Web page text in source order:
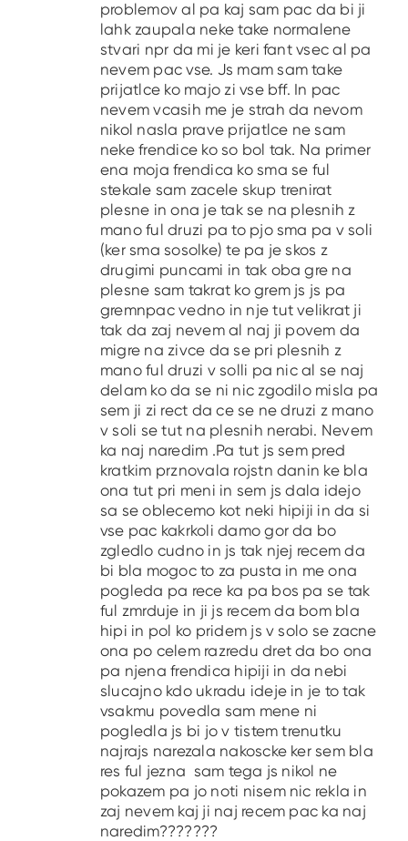
problemov al pa kaj sam pac da bi ji
lahk zaupala neke take normalene
stvari npr da mi je keri fant vsec al pa
nevem pac vse. Js mam sam take
prijatlce ko majo zi vse bff. In pac
nevem vcasih me je strah da nevom
nikol nasla prave prijatlce ne sam
neke frendice ko so bol tak. Na primer
ena moja frendica ko sma se ful
stekale sam zacele skup trenirat
plesne in ona je tak se na plesnih z
mano ful druzi pa to pjo sma pa v soli
(ker sma sosolke) te pa je skos z
drugimi puncami in tak oba gre na
plesne sam takrat ko grem js js pa
gremnpac vedno in nje tut velikrat ji
tak da zaj nevem al naj ji povem da
migre na zivce da se pri plesnih z
mano ful druzi v solli pa nic al se naj
delam ko da se ni nic zgodilo misla pa
sem ji zi rect da ce se ne druzi z mano
v soli se tut na plesnih nerabi. Nevem
ka naj naredim .Pa tut js sem pred
kratkim prznovala rojstn danin ke bla
ona tut pri meni in sem js dala idejo
sa se oblecemo kot neki hipiji in da si
vse pac kakrkoli damo gor da bo
zgledlo cudno in js tak njej recem da
bi bla mogoc to za pusta in me ona
pogleda pa rece ka pa bos pa se tak
ful zmrduje in ji js recem da bom bla
hipi in pol ko pridem js v solo se zacne
ona po celem razredu dret da bo ona
pa njena frendica hipiji in da nebi
slucajno kdo ukradu ideje in je to tak
vsakmu povedla sam mene ni
pogledla js bi jo v tistem trenutku
najrajs narezala nakoscke ker sem bla
res ful jezna sam tega js nikol ne
pokazem pa jo noti nisem nic rekla in
zaj nevem kaj ji naj recem pac ka naj
naredim???????